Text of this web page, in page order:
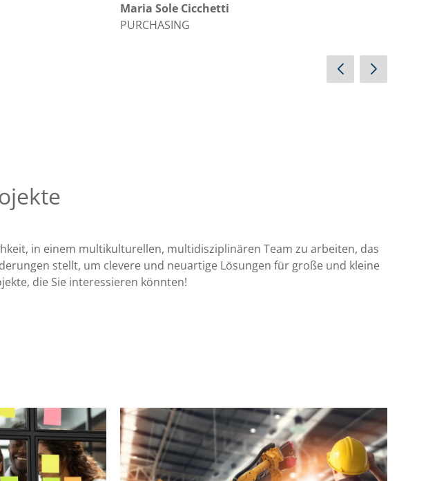
Maria Sole Cicchetti
PURCHASING
in einem multikulturellen, multidisziplinären Team zu arbeiten, das
stellt, um clevere und neuartige Lösungen für große und kleine
die Sie interessieren könnten!